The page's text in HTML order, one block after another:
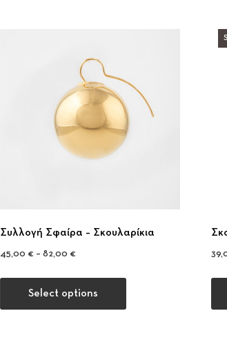
Συλλογή Σφαίρα – Σκουλαρίκια
45,00 € – 82,00 €Price range: 45,00 € through 82,00
Select options
This product has